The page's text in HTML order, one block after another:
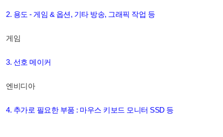
2. 용도 - 게임 & 옵션, 기타 방송, 그래픽 작업 등
게임
3. 선호 메이커
엔비디아
4. 추가로 필요한 부품 : 마우스 키보드 모니터 SSD 등